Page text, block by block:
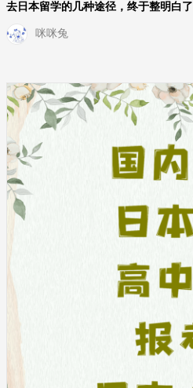
去日本留学的几种途径，终于整明白了
咪咪兔